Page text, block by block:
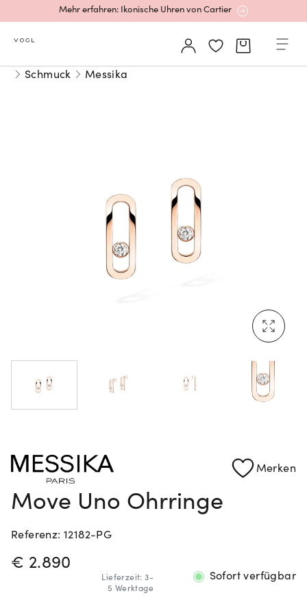
Mehr erfahren: Ikonische Uhren von Cartier
Rolex Certified Pre-Owned entdecken
Neu bei Vogl: Cartier
Mehr erfahren: Ikonische Uhren von Cartier
Schmuck Messika
Merken
Move Uno Ohrringe
Referenz: 12182-PG
Sofort verfügbar
PREISINFORMATIONEN
€ 2.890
Lieferzeit: 3-
5 Werktage